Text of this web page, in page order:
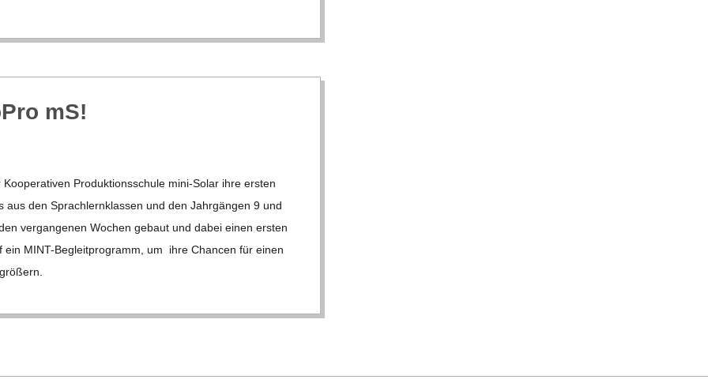
mS!
Pro­duk­ti­ons­schule mini-Solar ihre ers­ten
den Sprach­lern­klas­sen und den Jahr­gän­gen 9 und
ver­gan­ge­nen Wochen gebaut und dabei einen ers­ten
MINT-Beglei­t­­pro­­gramm, um ihre Chan­cen für einen